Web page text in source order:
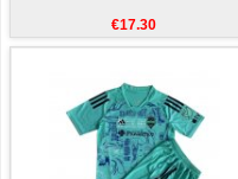
€17.30